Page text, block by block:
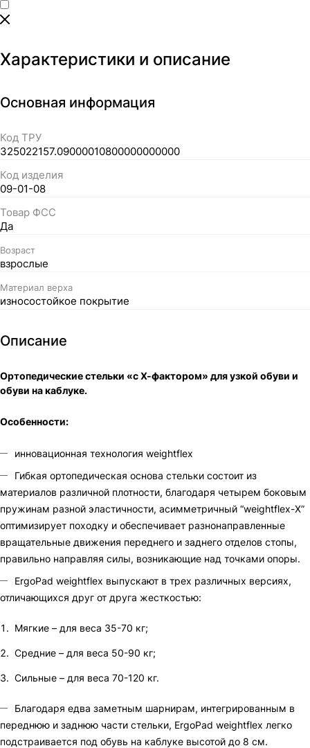
Характеристики и описание
Основная информация
Код ТРУ
325022157.09000010800000000000
Код изделия
09-01-08
Товар ФСС
Да
Возраст
взрослые
Материал верха
износостойкое покрытие
Описание
Ортопедические стельки «с Х-фактором» для узкой обуви и
обуви на каблуке.
Особенности:
инновационная технология weightflex
Гибкая ортопедическая основа стельки состоит из
материалов различной плотности, благодаря четырем боковым
пружинам разной эластичности, асимметричный “weightflex-Х”
оптимизирует походку и обеспечивает разнонаправленные
вращательные движения переднего и заднего отделов стопы,
правильно направляя силы, возникающие над точками опоры.
ErgoPad weightflex выпускают в трех различных версиях,
отличающихся друг от друга жесткостью:
Мягкие – для веса 35-70 кг;
Средние – для веса 50-90 кг;
Сильные – для веса 70-120 кг.
Благодаря едва заметным шарнирам, интегрированным в
переднюю и заднюю части стельки, ErgoPad weightflex легко
подстраивается под обувь на каблуке высотой до 8 см.